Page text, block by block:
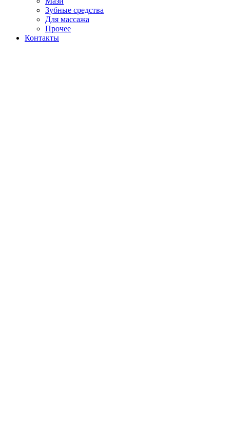
Зубные средства
Для массажа
Прочее
Контакты